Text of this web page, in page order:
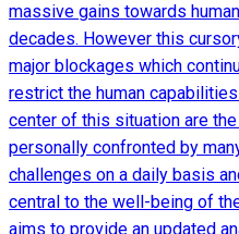
massive gains towards
decades. However this
major blockages which
restrict the human
center of this situation are
personally confronted by
challenges on a daily basis
central to the well-being of
aims to provide an updated